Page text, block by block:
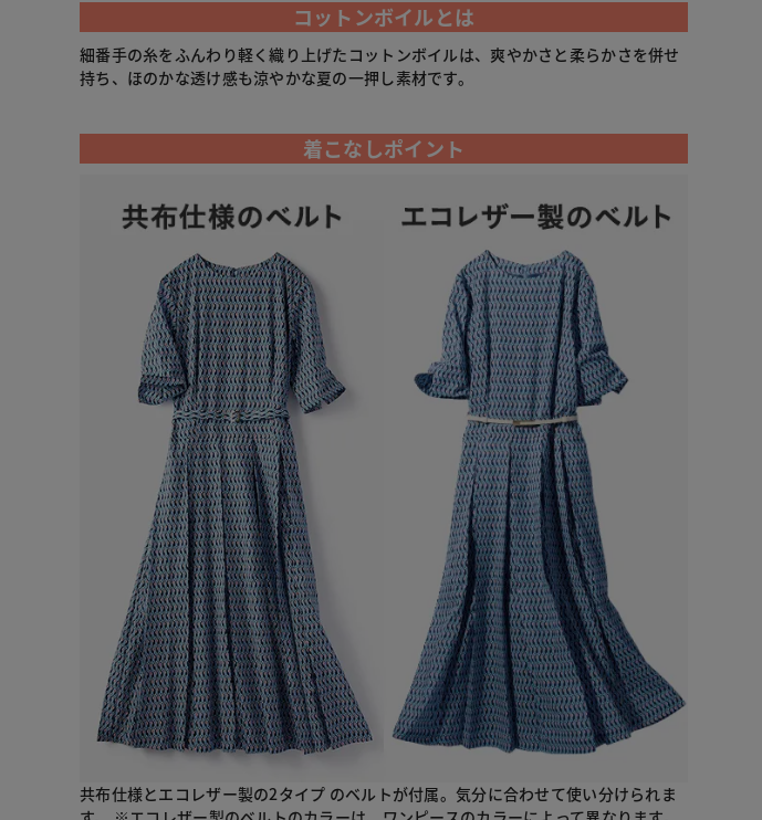
コットンボイルとは
細番手の糸をふんわり軽く織り上げたコットンボイルは、爽やかさと柔らかさを併せ
持ち、ほのかな透け感も涼やかな夏の一押し素材です。
着こなしポイント
共布仕様とエコレザー製の2タイプ のベルトが付属。気分に合わせて使い分けられま